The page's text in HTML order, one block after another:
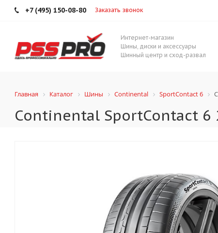
+7 (495) 150-08-80 Заказать звонок
Интернет-магазин
Шины, диски и аксессуары
Шинный центр и сход-развал
Главная Каталог Шины Continental SportContact 6
Continental SportContact 6